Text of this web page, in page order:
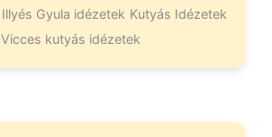
Illyés Gyula idézetek Kutyás Idézetek
Vicces kutyás idézetek